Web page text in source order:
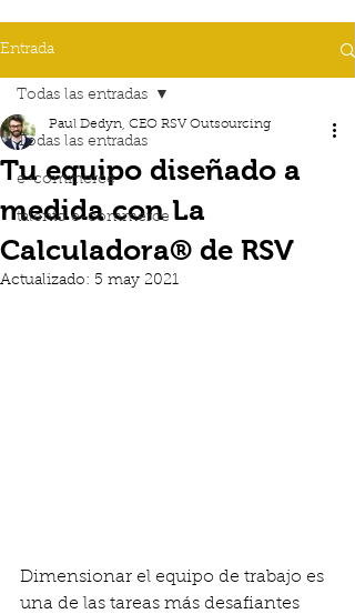
Entrada
Todas las entradas
e-commerce
talento e-commerce
Todas las entradas
Tu equipo diseñado a
medida con La
Calculadora® de RSV
Paul Dedyn, CEO RSV Outsourcing
Actualizado: 5 may 2021
Dimensionar el equipo de trabajo es
una de las tareas más desafiantes